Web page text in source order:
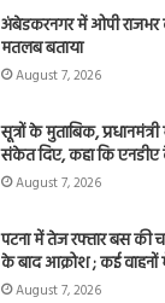
अंबेडकरनगर में ओपी राजभर
मतलब बताया
August 7, 2026
सूत्रों के मुताबिक,
संकेत दिए, कहा कि
August 7, 2026
पटना में तेज रफ्तार बस
के बाद आक्रोश ; कई
August 7, 2026